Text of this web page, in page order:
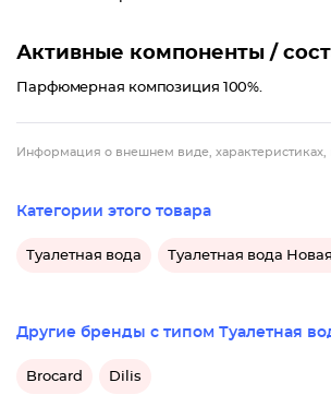
Активные компоненты /
Парфюмерная композиция 100%.
Информация о внешнем виде, характеристиках,
Категории этого товара
Туалетная вода Туалетная вода
Другие бренды с типом Туалетная
Brocard Dilis